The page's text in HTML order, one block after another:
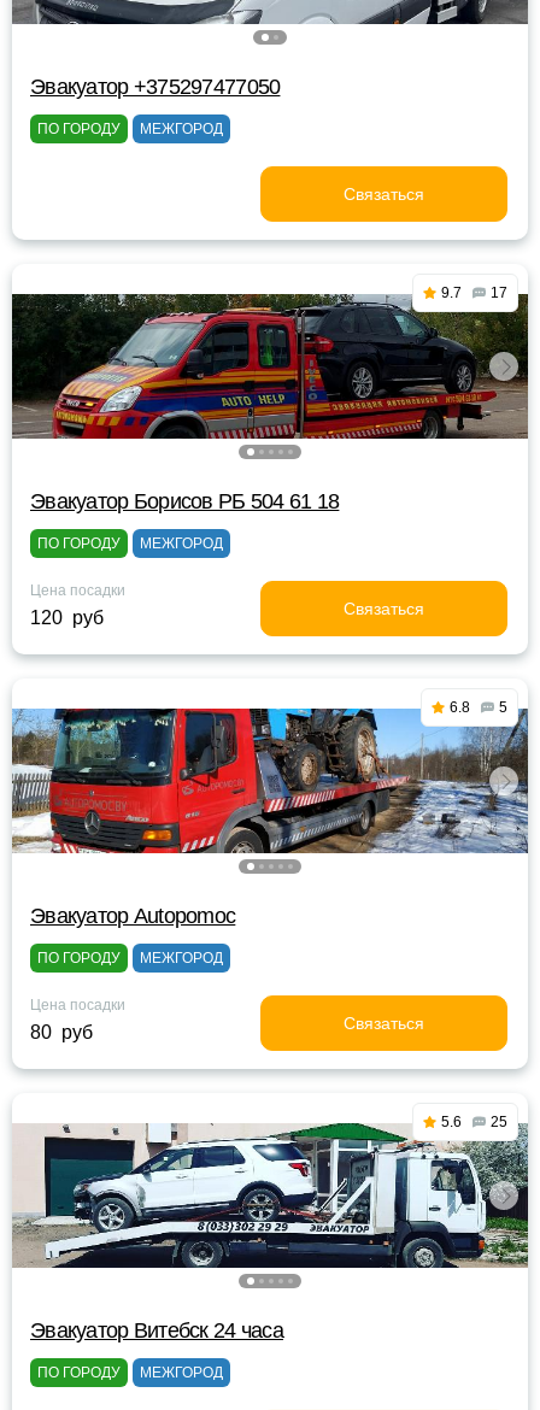
Эвакуатор +375297477050
ПО ГОРОДУ МЕЖГОРОД
Связаться
9.7 17
Эвакуатор Борисов РБ 504 61 18
ПО ГОРОДУ МЕЖГОРОД
Цена посадки
120 руб Связаться
6.8 5
Эвакуатор Autopomoc
ПО ГОРОДУ МЕЖГОРОД
Цена посадки
80 руб Связаться
5.6 25
Эвакуатор Витебск 24 часа
ПО ГОРОДУ МЕЖГОРОД